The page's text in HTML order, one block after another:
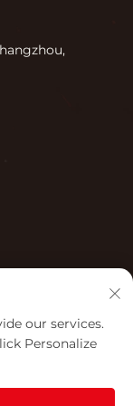
our services.
Personalize